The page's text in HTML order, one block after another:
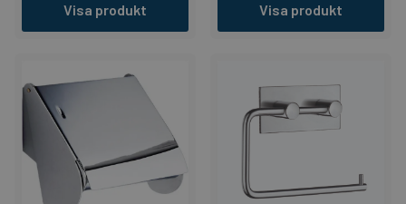
Visa produkt
Visa produkt